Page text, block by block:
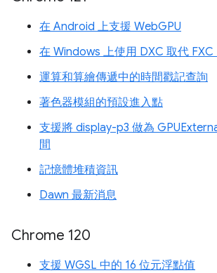
在 Android 上支援 WebGPU
在 Windows 上使用 DXC 取代 FXC
運算和算繪傳遞中的時間戳記查詢
著色器模組的預設進入點
支援將 display-p3 做為
間
記憶體堆積資訊
Dawn 最新消息
Chrome 120
支援 WGSL 中的 16 位元浮點值